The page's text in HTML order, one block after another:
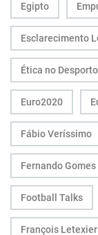
Egipto
Esclarecimento
Ética no Desporto
Euro2020
Fábio Veríssimo
Fernando Gomes
Football Talks
François Letexier